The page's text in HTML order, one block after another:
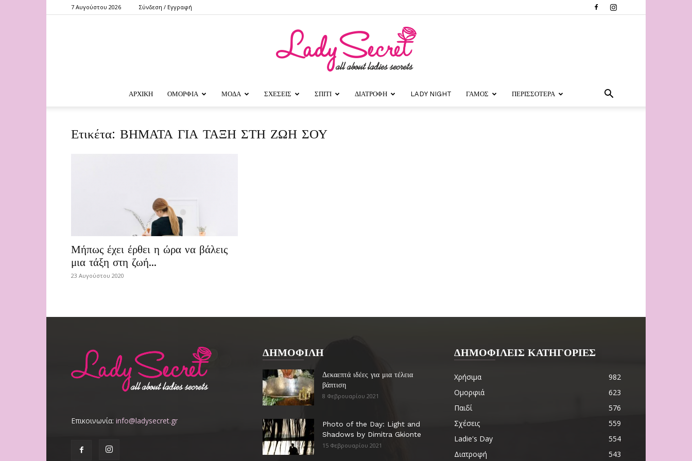
7 Αυγούστου 2026 Σύνδεση / Εγγραφή
ΑΡΧΙΚΗ ΟΜΟΡΦΙΑ ΜΟΔΑ ΣΧΕΣΕΙΣ ΣΠΙΤΙ ΔΙΑΤΡΟΦΗ LADY NIGHT ΓΑΜΟΣ ΠΕΡΙΣΣΟΤΕΡΑ
Ετικέτα: ΒΗΜΑΤΑ ΓΙΑ ΤΑΞΗ ΣΤΗ ΖΩΗ ΣΟΥ
Μήπως έχει έρθει η ώρα να βάλεις
μια τάξη στη ζωή...
23 Αυγούστου 2020
Επικοινωνία: info@ladysecret.gr
ΔΗΜΟΦΙΛΗ
Δεκαεπτά ιδέες για μια τέλεια
βάπτιση
8 Φεβρουαρίου 2021
Photo of the Day: Light and
Shadows by Dimitra Gkionte
15 Φεβρουαρίου 2021
ΔΗΜΟΦΙΛΕΙΣ ΚΑΤΗΓΟΡΙΕΣ
Χρήσιμα
982
Ομορφιά
623
Παιδί
576
Σχέσεις
559
Ladie's Day
554
Διατροφή
543